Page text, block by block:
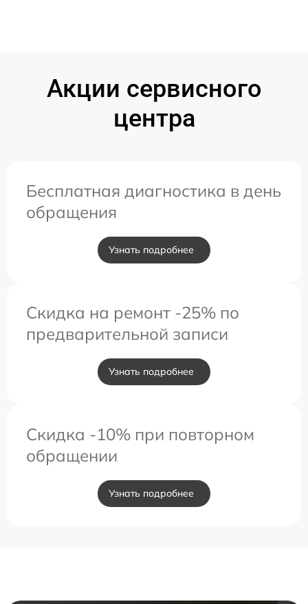
Акции сервисного
центра
Бесплатная диагностика в день
обращения
Узнать подробнее
Скидка на ремонт -25% по
предварительной записи
Узнать подробнее
Скидка -10% при повторном
обращении
Узнать подробнее